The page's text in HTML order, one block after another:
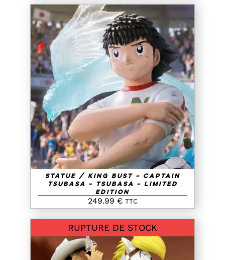
AJOUTER AU PANIER
/
DETAILS
Statue / King Bust – Captain
Tsubasa – Tsubasa – Limited
Edition
249.99 € TTC
RUPTURE DE STOCK